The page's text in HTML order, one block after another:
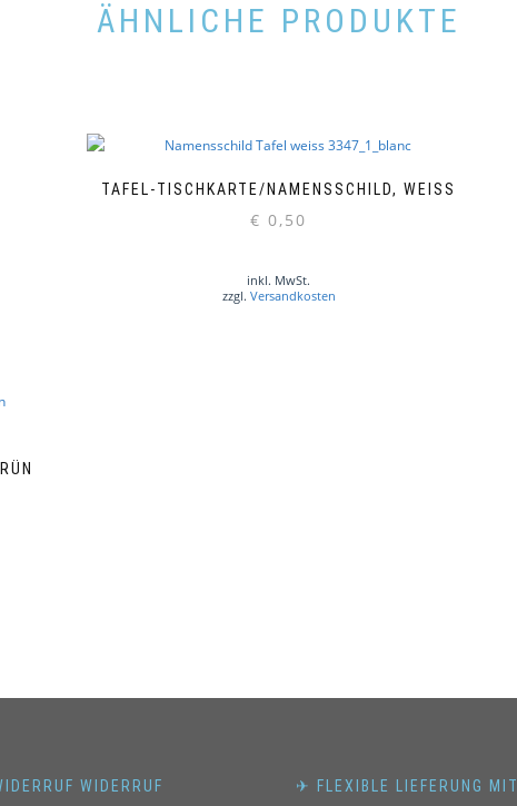
ÄHNLICHE PRODUKTE
TAFEL-TISCHKARTE/NAMENSSCHILD, WEISS
€ 0,50
inkl. MwSt.
zzgl. Versandkosten
WIDERRUF ✈ FLEXIBLE LIEFERUNG MIT